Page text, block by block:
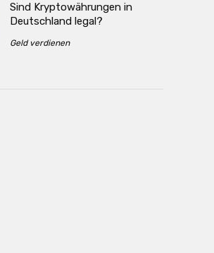
Sind Kryptowährungen in
Deutschland legal?
Geld verdienen